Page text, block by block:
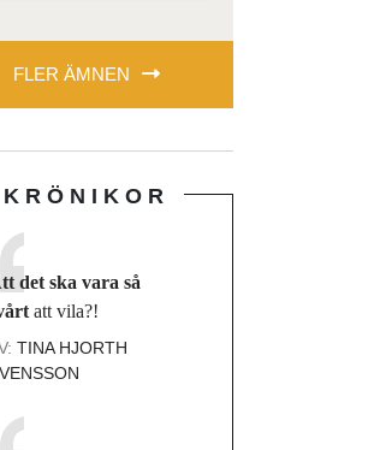
FLER ÄMNEN
KRÖNIKOR
det ska vara så
att vila?!
TINA HJORTH